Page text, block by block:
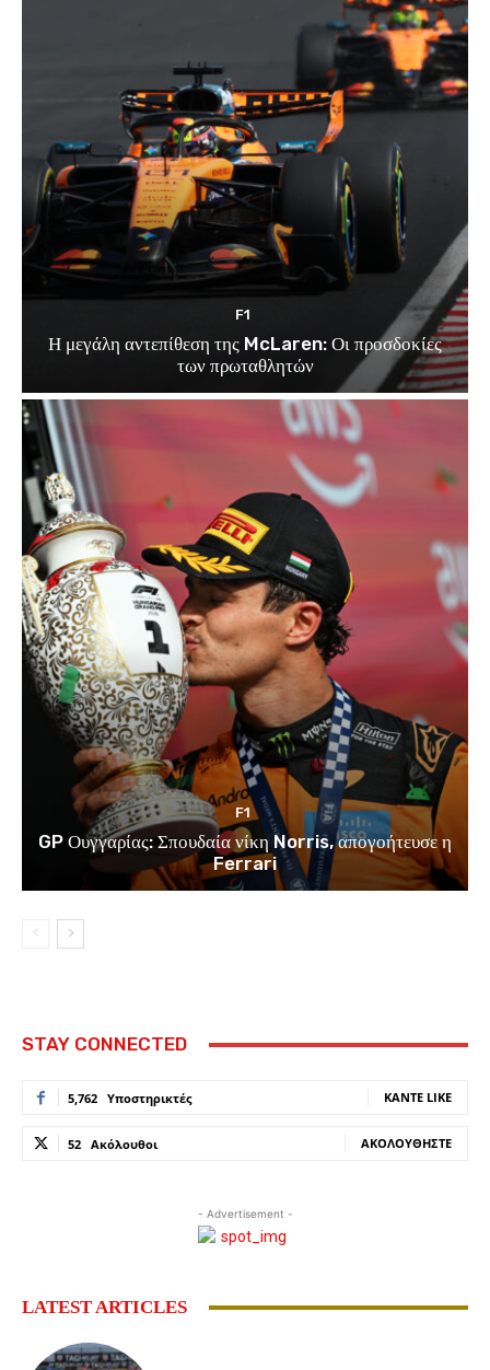
F1
Η μεγάλη αντεπίθεση της McLaren: Οι προσδοκίες
των πρωταθλητών
F1
GP Ουγγαρίας: Σπουδαία νίκη Norris, απογοήτευσε η
Ferrari
STAY CONNECTED
5,762 Υποστηρικτές ΚΆΝΤΕ LIKE
52 Ακόλουθοι ΑΚΟΛΟΥΘΉΣΤΕ
- Advertisement -
LATEST ARTICLES